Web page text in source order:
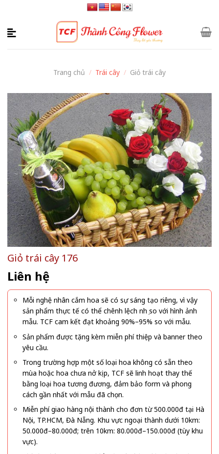
content
Trang chủ / Trái cây / Giỏ trái cây
Giỏ trái cây 176
Liên hệ
Mỗi nghệ nhân cắm hoa sẽ có sự sáng tạo riêng, vì vậy
sản phẩm thực tế có thể chênh lệch nhẹ so với hình ảnh
mẫu. TCF cam kết đạt khoảng 90%–95% so với mẫu.
Sản phẩm được tặng kèm miễn phí thiệp và banner theo
yêu cầu.
Trong trường hợp một số loại hoa không có sẵn theo
mùa hoặc hoa chưa nở kịp, TCF sẽ linh hoạt thay thế
bằng loại hoa tương đương, đảm bảo form và phong
cách gần nhất với mẫu đã chọn.
Miễn phí giao hàng nội thành cho đơn từ 500.000đ tại Hà
Nội, TP.HCM, Đà Nẵng. Khu vực ngoại thành dưới 10km:
50.000đ–80.000đ; trên 10km: 80.000đ–150.000đ (tùy khu
vực).